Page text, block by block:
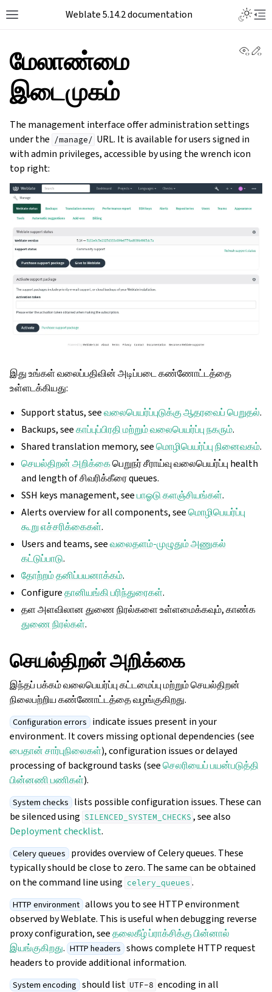
Weblate 5.14.2 documentation
மேலாண்மை
இடைமுகம்
The management interface offer administration settings
under the /manage/ URL. It is available for users signed in
with admin privileges, accessible by using the wrench icon
top right:
இது உங்கள் வலைப்பதிவின் அடிப்படை கண்ணோட்டத்தை
உள்ளடக்கியது:
Support status, seeவலைபெயர்ப்புடுக்கு ஆதரவைப் பெறுதல்.
Backups, seeகாப்புப்பிரதி மற்றும் வலைபெயர்ப்பு நகரும்.
Shared translation memory, seeமொழிபெயர்ப்பு நினைவகம்.
செயல்திறன் அறிக்கைபெறுநர் சீராய்வு வலைபெயர்ப்பு health
and length of சிவரிக்கீரை queues.
SSH keys management, seeபாஓடு களஞ்சியங்கள்.
Alerts overview for all components, seeமொழிபெயர்ப்பு
கூறு எச்சரிக்கைகள்.
Users and teams, seeவலைதளம்-முழுதும் அணுகல்
கட்டுப்பாடு.
தோற்றம் தனிப்பயனாக்கம்.
Configureதானியங்கி பரிந்துரைகள்.
தள அளவிலான துணை நிரல்களை உள்ளமைக்கவும், காண்க
துணை நிரல்கள்.
செயல்திறன் அறிக்கை
இந்தப் பக்கம் வலைபெயர்ப்பு கட்டமைப்பு மற்றும் செயல்திறன்
நிலைபற்றிய கண்ணோட்டத்தை வழங்குகிறது.
Configuration errors indicate issues present in your
environment. It covers missing optional dependencies (see
பைதான் சார்புநிலைகள்), configuration issues or delayed
processing of background tasks (seeசெலரியைப் பயன்படுத்தி
பின்னணி பணிகள்).
System checks lists possible configuration issues. These can
be silenced using SILENCED_SYSTEM_CHECKS , see also
Deployment checklist.
Celery queues provides overview of Celery queues. These
typically should be close to zero. The same can be obtained
on the command line using celery_queues .
HTTP environment allows you to see HTTP environment
observed by Weblate. This is useful when debugging reverse
proxy configuration, seeதலைகீழ் ப்ராக்சிக்கு பின்னால்
இயங்குகிறது. HTTP headers shows complete HTTP request
headers to provide additional information.
System encoding should list UTF-8 encoding in all